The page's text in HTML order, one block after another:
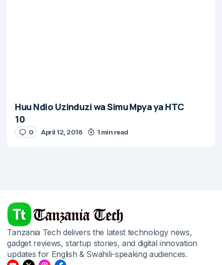
Huu Ndio Uzinduzi wa Simu Mpya ya HTC
10
0 April 12, 2016 1 min read
Tanzania Tech delivers the latest technology news,
gadget reviews, startup stories, and digital innovation
updates for English & Swahili-speaking audiences.